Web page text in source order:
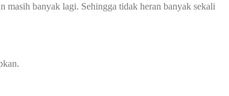
masih banyak lagi. Sehingga tidak heran banyak sekali